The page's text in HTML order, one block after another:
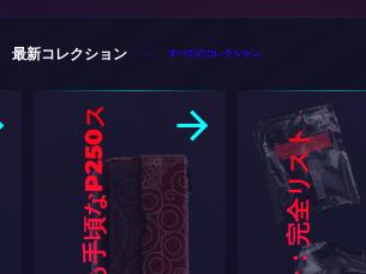
最新コレクション すべてのコレクション